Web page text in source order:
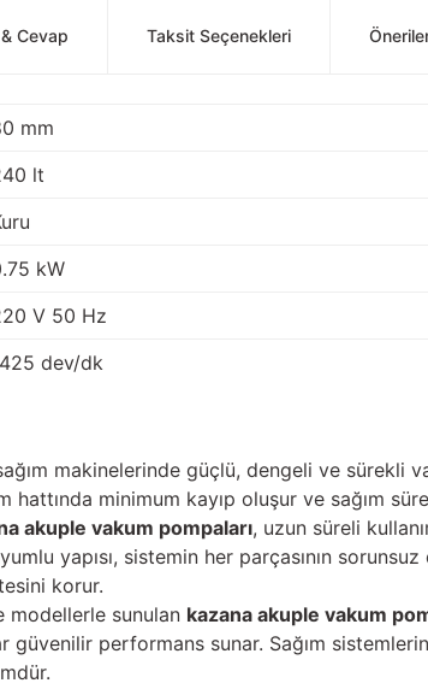
Cevap Taksit Seçenekleri
mm
lt
kW
V 50 Hz
dev/dk
makinelerinde güçlü, dengeli ve sürekli
hattında minimum kayıp oluşur ve sağım
akuple vakum pompaları, uzun süreli
yapısı, sistemin her parçasının
korur.
modellerle sunulan kazana akuple vakum
güvenilir performans sunar. Sağım